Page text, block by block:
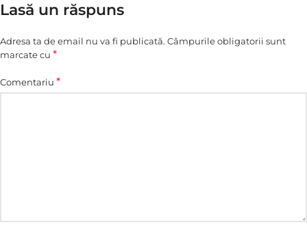
Lasă un răspuns
Adresa ta de email nu va fi publicată. Câmpurile obligatorii sunt
marcate cu *
Comentariu *